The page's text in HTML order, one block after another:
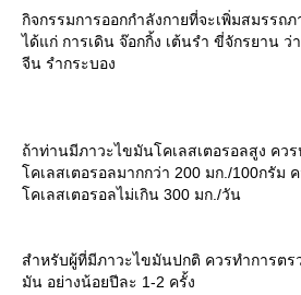
กิจกรรมการออกกำลังกายที่จะเพิ่มสมรรถ
ได้แก่ การเดิน จ๊อกกิ้ง เต้นรำ ขี่จักรยาน
จีน รำกระบอง
ถ้าท่านมีภาวะไขมันโคเลสเตอรอลสูง คว
คเลสเตอรอลมากกว่า 200 มก./100กรัม
คเลสเตอรอลไม่เกิน 300 มก./วัน
สำหรับผู้ที่มีภาวะไขมันปกติ ควรทำการตร
มัน อย่างน้อยปีละ 1-2 ครั้ง